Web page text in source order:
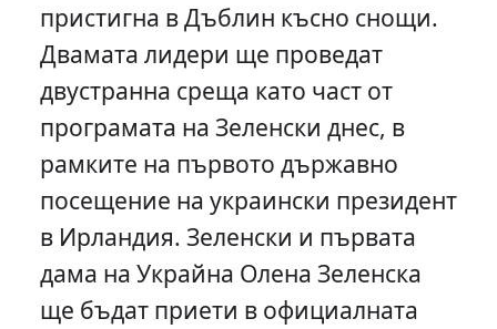
пристигна в Дъблин късно снощи.
Двамата лидери ще проведат
двустранна среща като част от
програмата на Зеленски днес, в
рамките на първото държавно
посещение на украински президент
в Ирландия. Зеленски и първата
дама на Украйна Олена Зеленска
ще бъдат приети в официалната